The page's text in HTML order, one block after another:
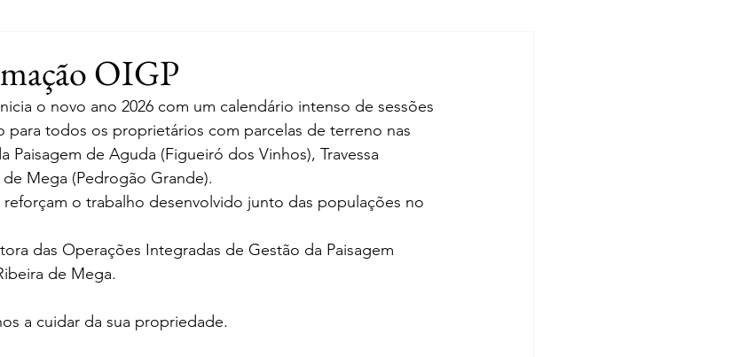
OIGP
o novo ano 2026 com um calendário intenso de sessões
para todos os proprietários com parcelas de terreno nas
Paisagem de Aguda (Figueiró dos Vinhos), Travessa
Mega (Pedrogão Grande).
reforçam o trabalho desenvolvido junto das populações no
das Operações Integradas de Gestão da Paisagem
de Mega.
a cuidar da sua propriedade.